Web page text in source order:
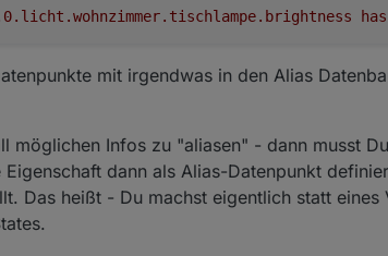
has
mit irgendwas in den Alias
möglichen Infos zu "aliasen" - dann musst
dann als Alias-Datenpunkt
Das heißt - Du machst eigentlich statt eines